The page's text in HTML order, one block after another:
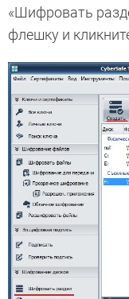
«Шифровать
флешку и